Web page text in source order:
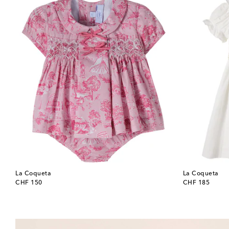
La Coqueta
CHF 150
original price
La Coqueta
CHF 185
original price